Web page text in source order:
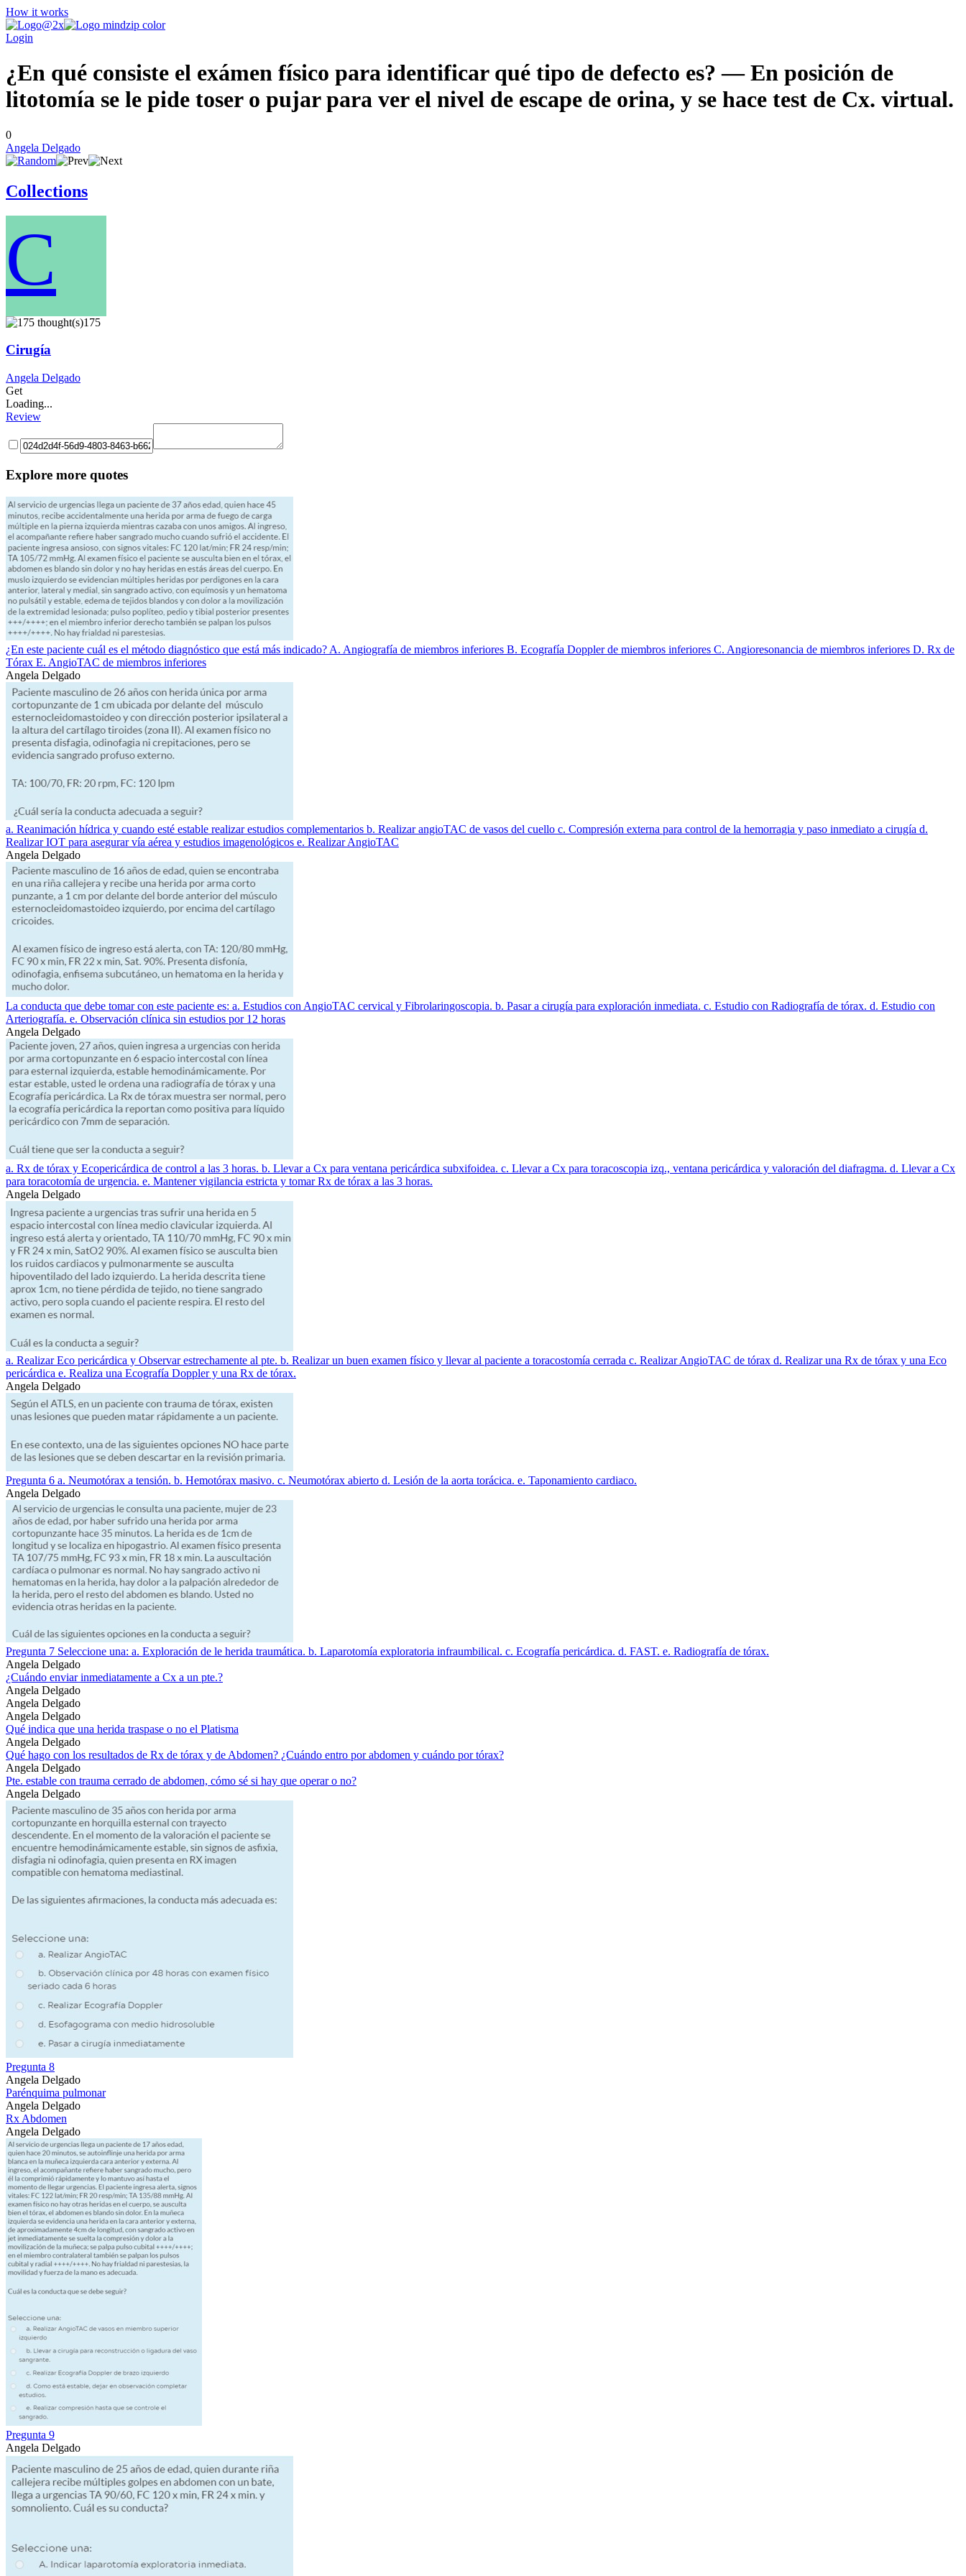
How it works
Login
¿En qué consiste el exámen físico para identificar qué tipo de defecto es? — En posición de
litotomía se le pide toser o pujar para ver el nivel de escape de orina, y se hace test de Cx. virtual.
0
Angela Delgado
Collections
C
175
Cirugía
Angela Delgado
Get
Loading...
Review
Explore more quotes
¿En este paciente cuál es el método diagnóstico que está más indicado? A. Angiografía de miembros inferiores B. Ecografía Doppler de miembros inferiores C. Angioresonancia de miembros inferiores D. Rx de
Tórax E. AngioTAC de miembros inferiores
Angela Delgado
a. Reanimación hídrica y cuando esté estable realizar estudios complementarios b. Realizar angioTAC de vasos del cuello c. Compresión externa para control de la hemorragia y paso inmediato a cirugía d.
Realizar IOT para asegurar vía aérea y estudios imagenológicos e. Realizar AngioTAC
Angela Delgado
La conducta que debe tomar con este paciente es: a. Estudios con AngioTAC cervical y Fibrolaringoscopia. b. Pasar a cirugía para exploración inmediata. c. Estudio con Radiografía de tórax. d. Estudio con
Arteriografía. e. Observación clínica sin estudios por 12 horas
Angela Delgado
a. Rx de tórax y Ecopericárdica de control a las 3 horas. b. Llevar a Cx para ventana pericárdica subxifoidea. c. Llevar a Cx para toracoscopia izq., ventana pericárdica y valoración del diafragma. d. Llevar a Cx
para toracotomía de urgencia. e. Mantener vigilancia estricta y tomar Rx de tórax a las 3 horas.
Angela Delgado
a. Realizar Eco pericárdica y Observar estrechamente al pte. b. Realizar un buen examen físico y llevar al paciente a toracostomía cerrada c. Realizar AngioTAC de tórax d. Realizar una Rx de tórax y una Eco
pericárdica e. Realiza una Ecografía Doppler y una Rx de tórax.
Angela Delgado
Pregunta 6 a. Neumotórax a tensión. b. Hemotórax masivo. c. Neumotórax abierto d. Lesión de la aorta torácica. e. Taponamiento cardiaco.
Angela Delgado
Pregunta 7 Seleccione una: a. Exploración de le herida traumática. b. Laparotomía exploratoria infraumbilical. c. Ecografía pericárdica. d. FAST. e. Radiografía de tórax.
Angela Delgado
¿Cuándo enviar inmediatamente a Cx a un pte.?
Angela Delgado
Angela Delgado
Angela Delgado
Qué indica que una herida traspase o no el Platisma
Angela Delgado
Qué hago con los resultados de Rx de tórax y de Abdomen? ¿Cuándo entro por abdomen y cuándo por tórax?
Angela Delgado
Pte. estable con trauma cerrado de abdomen, cómo sé si hay que operar o no?
Angela Delgado
Pregunta 8
Angela Delgado
Parénquima pulmonar
Angela Delgado
Rx Abdomen
Angela Delgado
Pregunta 9
Angela Delgado